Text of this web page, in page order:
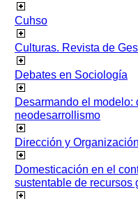
Cuhso
Culturas. Revista de
Debates en Sociología
Desarmando el
neodesarrollismo
Dirección y Organización
Domesticación en el
sustentable de recursos